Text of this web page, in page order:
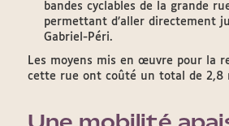
bandes cyclables de la grande
permettant d’aller directement
Gabriel-Péri.
Les moyens mis en œuvre pour la
cette rue ont coûté un total de 2,8